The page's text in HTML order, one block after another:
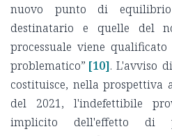
nuovo punto di
destinatario e quelle del
processuale viene
problematico” [10]. L'avviso
costituisce, nella prospettiva
del 2021, l'indefettibile
implicito dell'effetto di